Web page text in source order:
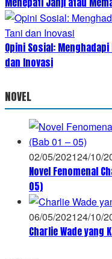
Opini Sosial:
dan Inovasi
NOVEL
02/05/202124/10/
Novel Fenomenal
05)
06/05/202124/10/
Charlie Wade yang